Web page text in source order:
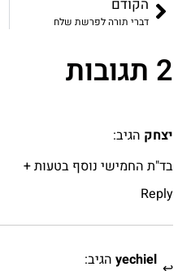
הקודם
דברי תורה לפרשת שלח
2 תגובות
יצחק הגיב:
בד"ת החמישי נוסף בטעות +
Reply
yechiel הגיב: